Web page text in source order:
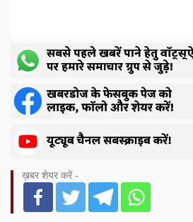
ख़बर शेयर करें -